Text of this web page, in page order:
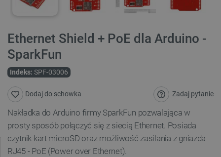
Ethernet Shield + PoE dla Arduino -
SparkFun
Indeks: SPF-03006
Zadaj pytanie
Dodaj do schowka
Nakładka do Arduino firmy SparkFun pozwalająca w
prosty sposób połączyć się z siecią Ethernet. Posiada
czytnik kart microSD oraz możliwość zasilania z gniazda
RJ45 - PoE (Power over Ethernet).